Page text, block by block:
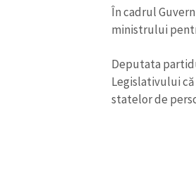
În cadrul
ministrului
Deputata
Legislativului
statelor de